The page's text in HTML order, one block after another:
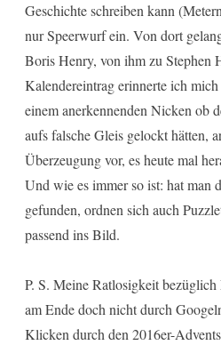
Geschichte schreiben kann
nur Speerwurf ein. Von dort
Boris Henry, von ihm zu Stephen
Kalendereintrag erinnerte ich
einem anerkennenden Nicken ob
aufs falsche Gleis gelockt hätten,
Überzeugung vor, es heute mal
Und wie es immer so ist: hat man
gefunden, ordnen sich auch
passend ins Bild.
P. S. Meine Ratlosigkeit
am Ende doch nicht durch
Klicken durch den 2016er-